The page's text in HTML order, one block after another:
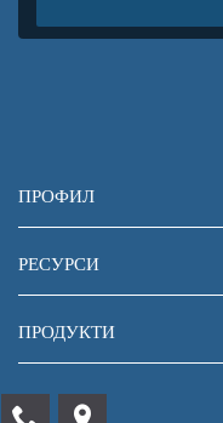
ПРОФИЛ
РЕСУРСИ
ПРОДУКТИ